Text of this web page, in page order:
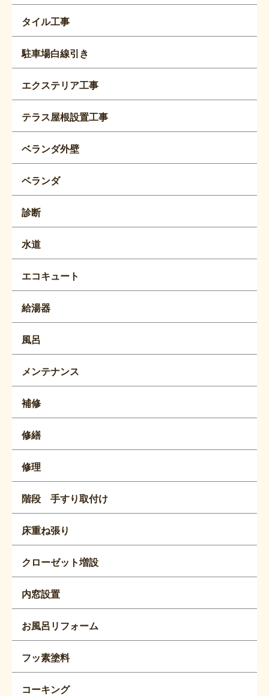
タイル工事
駐車場白線引き
エクステリア工事
テラス屋根設置工事
ベランダ外壁
ベランダ
診断
水道
エコキュート
給湯器
風呂
メンテナンス
補修
修繕
修理
階段 手すり取付け
床重ね張り
クローゼット増設
内窓設置
お風呂リフォーム
フッ素塗料
コーキング